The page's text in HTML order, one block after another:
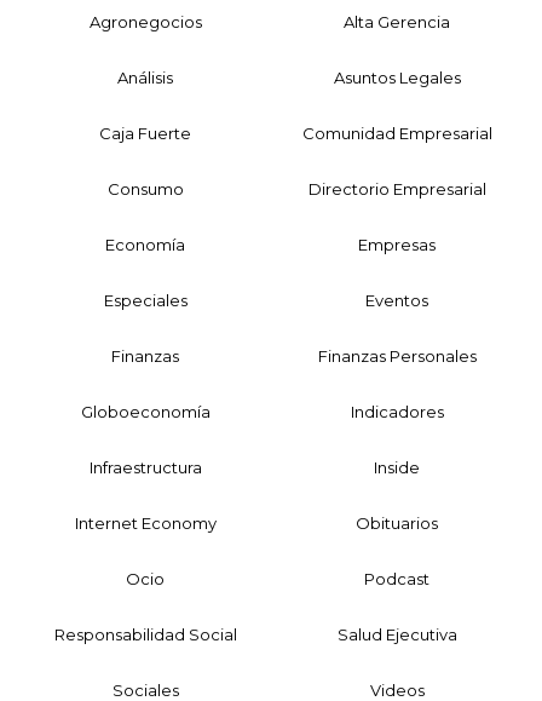
Agronegocios Alta Gerencia
Análisis Asuntos Legales
Caja Fuerte Comunidad Empresarial
Consumo Directorio Empresarial
Economía Empresas
Especiales Eventos
Finanzas Finanzas Personales
Globoeconomía Indicadores
Infraestructura Inside
Internet Economy Obituarios
Ocio Podcast
Responsabilidad Social Salud Ejecutiva
Sociales Videos